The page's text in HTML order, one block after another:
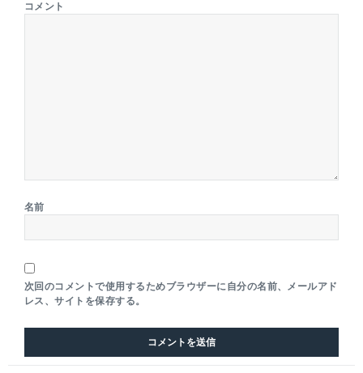
コメント
名前
次回のコメントで使用するためブラウザーに自分の名前、メールアド
レス、サイトを保存する。